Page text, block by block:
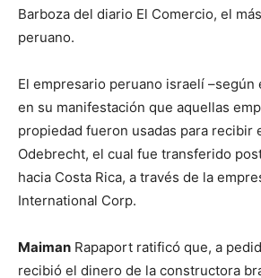
Barboza del diario El Comercio, el
peruano.
El empresario peruano israelí –según
en su manifestación que aquellas
propiedad fueron usadas para recibir
Odebrecht, el cual fue transferido
hacia Costa Rica, a través de la
International Corp.
Maiman Rapaport ratificó que, a
recibió el dinero de la constructora